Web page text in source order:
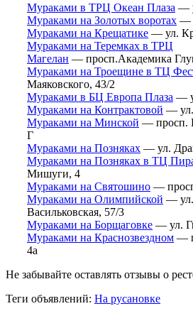
Мураками в ТРЦ Океан Плаза —
Мураками на Золотых воротах —
Мураками на Крещатике — ул.
Мураками на Теремках в ТРЦ
Магелан — просп.Академика
Мураками на Троещине в ТЦ
Маяковского, 43/2
Мураками в БЦ Европа Плаза —
Мураками на Контрактовой — ул.
Мураками на Минской — просп.
Г
Мураками на Позняках — ул.
Мураками на Позняках в ТЦ
Мишуги, 4
Мураками на Святошино —
Мураками на Олимпийской —
Васильковская, 57/3
Мураками на Борщаговке — ул.
Мураками на Краснозвездном —
4а
Не забывайте оставлять отзывы о
Теги объявлений: На русановке